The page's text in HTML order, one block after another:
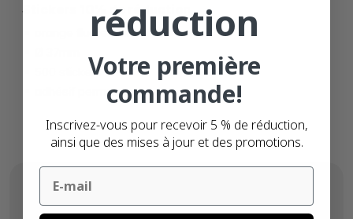
Stickers 10% de réduction
orange fluorescent
500 stickers
adhésif permanente
réduction
Votre première
commande!
Inscrivez-vous pour recevoir 5 % de réduction,
ainsi que des mises à jour et des promotions.
Email